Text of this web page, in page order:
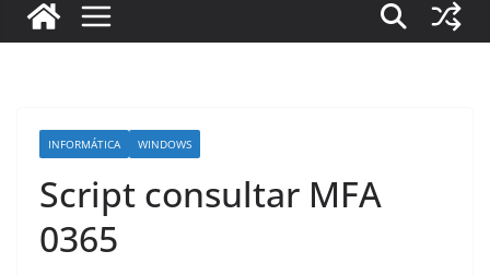
INFORMÁTICA WINDOWS
Script consultar MFA
0365